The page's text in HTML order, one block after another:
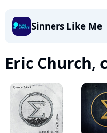
Sinners Like Me
Eric Church,